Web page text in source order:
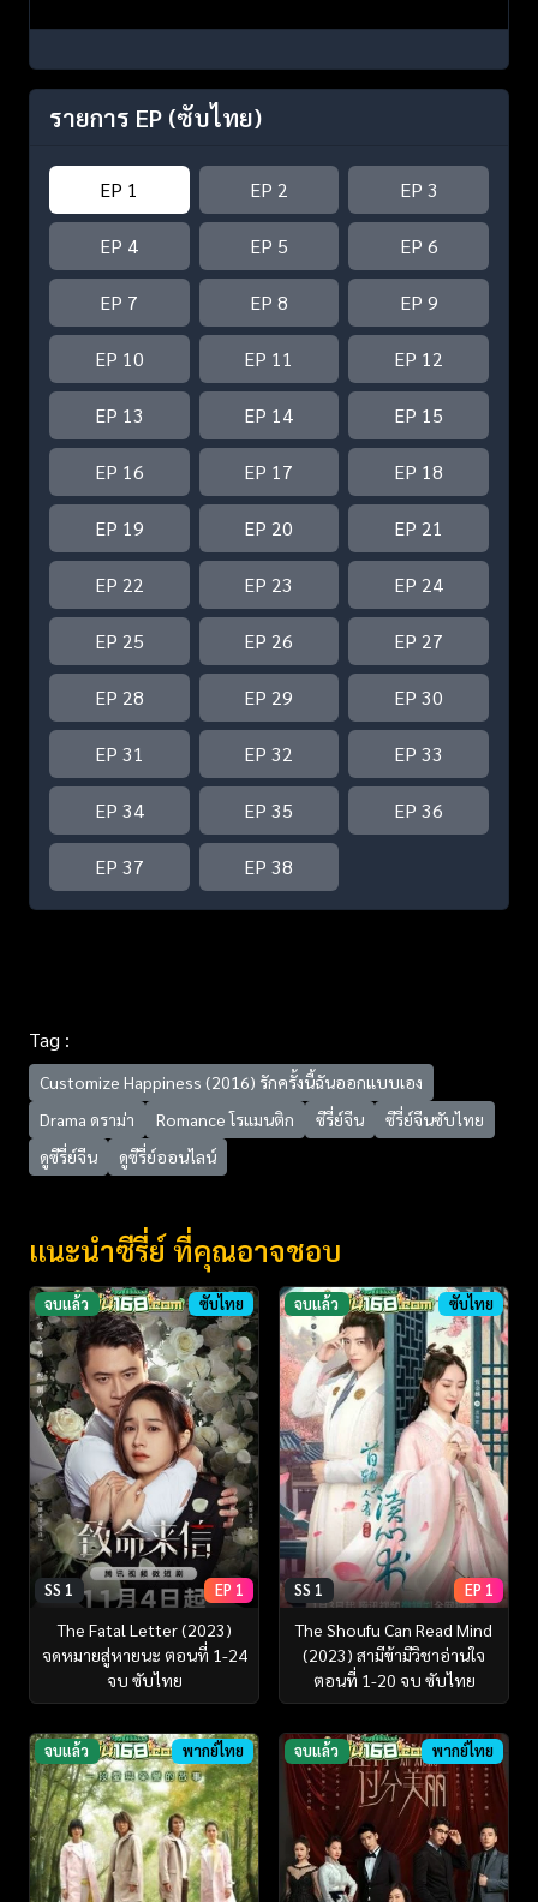
รายการ EP (ซับไทย)
EP 1 EP 2 EP 3
EP 4 EP 5 EP 6
EP 7 EP 8 EP 9
EP 10 EP 11 EP 12
EP 13 EP 14 EP 15
EP 16 EP 17 EP 18
EP 19 EP 20 EP 21
EP 22 EP 23 EP 24
EP 25 EP 26 EP 27
EP 28 EP 29 EP 30
EP 31 EP 32 EP 33
EP 34 EP 35 EP 36
EP 37 EP 38
Tag :
Customize Happiness (2016) รักครั้งนี้ฉันออกแบบเอง
Drama ดราม่า
Romance โรแมนติก ซีรี่ย์จีน
ซีรี่ย์จีนซับไทย
ดูซีรี่ย์จีน
ดูซีรี่ย์ออนไลน์
แนะนำซีรี่ย์ ที่คุณอาจชอบ
จบแล้ว ซับไทย
SS 1 EP 1
The Fatal Letter (2023)
จดหมายสู่หายนะ ตอนที่ 1-24
จบ ซับไทย
จบแล้ว ซับไทย
SS 1 EP 1
The Shoufu Can Read Mind
(2023) สามีข้ามีวิชาอ่านใจ
ตอนที่ 1-20 จบ ซับไทย
จบแล้ว พากย์ไทย จบแล้ว พากย์ไทย